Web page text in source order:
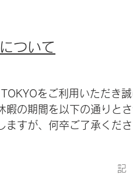
ついて
をご利用いただき誠
暇の期間を以下の通りとさ
ますが、何卒ご了承くだ
記